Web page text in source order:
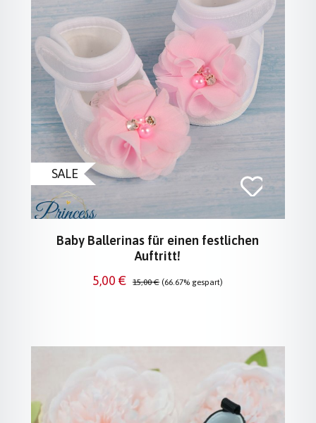
SALE
Baby Ballerinas für einen festlichen
Auftritt!
Verkaufspreis:
5,00 € Regulärer Preis:
15,00 € (66.67% gespart)